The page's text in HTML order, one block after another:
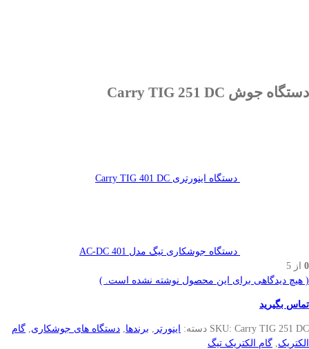
دستگاه جوش Carry TIG 251 DC
دستگاه اینورتری Carry TIG 401 DC
دستگاه جوشکاری تیگ مدل 401 AC-DC
0 از 5
( هیچ دیدگاهی برای این محصول نوشته نشده است. )
تماس بگیرید
SKU: Carry TIG 251 DC دسته: اینورتر برندها دستگاه های جوشکاری گام
الکتریک گام الکتریک تیگ